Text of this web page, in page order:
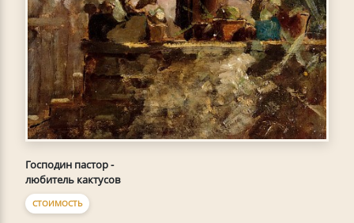
Господин пастор -
любитель кактусов
СТОИМОСТЬ